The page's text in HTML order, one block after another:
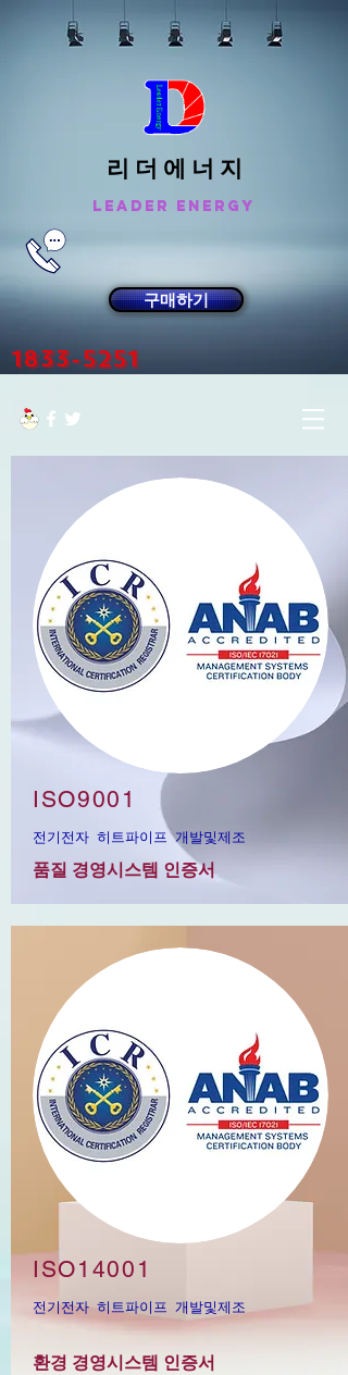
리 더 에 너 지
Leader Energy
구매하기
1833-5251
ISO9001
전기전자 히트파이프 개발및제조
​품질 경영시스템 인증서
ISO14001
전기전자 히트파이프 개발및제조
환경 경영시스템 인증서